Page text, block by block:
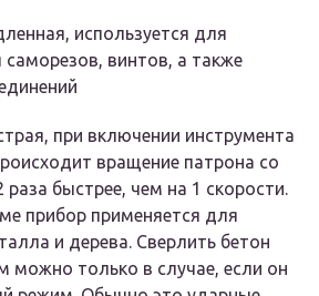
используется для
саморезов, винтов, а также
при включении инструмента
вращение патрона со
раза быстрее, чем на 1 скорости.
прибор применяется для
и дерева. Сверлить бетон
можно только в случае, если он